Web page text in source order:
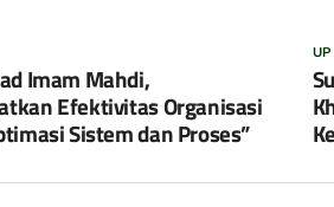
UP
Imam Mahdi,
Efektivitas Organisasi
Sistem dan Proses”